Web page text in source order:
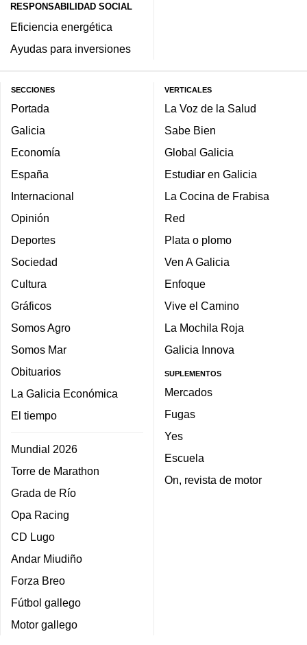
RESPONSABILIDAD SOCIAL
Eficiencia energética
Ayudas para inversiones
SECCIONES
Portada
Galicia
Economía
España
Internacional
Opinión
Deportes
Sociedad
Cultura
Gráficos
Somos Agro
Somos Mar
Obituarios
La Galicia Económica
El tiempo
Mundial 2026
Torre de Marathon
Grada de Río
Opa Racing
CD Lugo
Andar Miudiño
Forza Breo
Fútbol gallego
Motor gallego
VERTICALES
La Voz de la Salud
Sabe Bien
Global Galicia
Estudiar en Galicia
La Cocina de Frabisa
Red
Plata o plomo
Ven A Galicia
Enfoque
Vive el Camino
La Mochila Roja
Galicia Innova
SUPLEMENTOS
Mercados
Fugas
Yes
Escuela
On, revista de motor